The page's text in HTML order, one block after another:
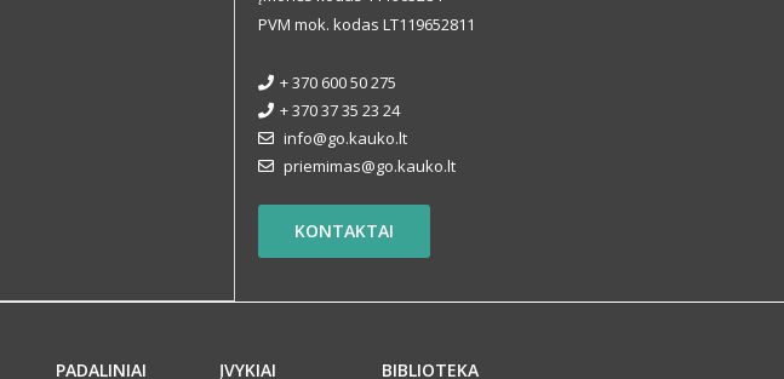
PVM mok. kodas LT119652811
+ 370 600 50 275
+ 370 37 35 23 24
info@go.kauko.lt
priemimas@go.kauko.lt
KONTAKTAI
PADALINIAI ĮVYKIAI BIBLIOTEKA